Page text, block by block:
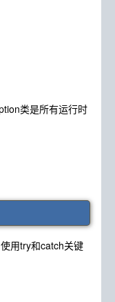
类是所有运行时
用try和catch关键